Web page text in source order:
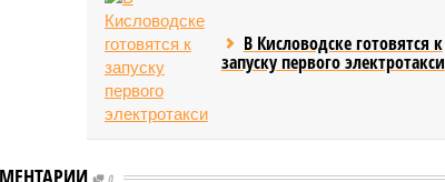
В Кисловодске готовятся к
запуску первого электротакси
0